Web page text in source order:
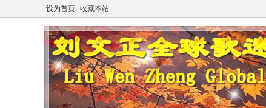
设为首页 收藏本站